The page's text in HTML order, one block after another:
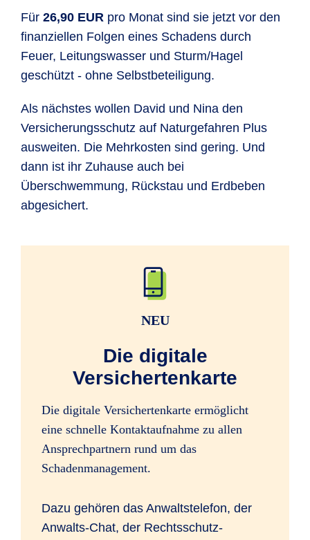
Für 26,90 EUR pro Monat sind sie jetzt vor den
finanziellen Folgen eines Schadens durch
Feuer, Leitungswasser und Sturm/Hagel
geschützt - ohne Selbstbeteiligung.
Als nächstes wollen David und Nina den
Versicherungsschutz auf Naturgefahren Plus
ausweiten. Die Mehrkosten sind gering. Und
dann ist ihr Zuhause auch bei
Überschwemmung, Rückstau und Erdbeben
abgesichert.
NEU
Die digitale
Versichertenkarte
Die digitale Versichertenkarte ermöglicht
eine schnelle Kontaktaufnahme zu allen
Ansprechpartnern rund um das
Schadenmanagement.
Dazu gehören das Anwaltstelefon, der
Anwalts-Chat, der Rechtsschutz-